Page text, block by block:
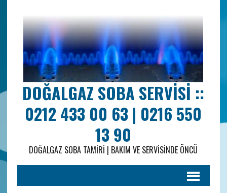
DOĞALGAZ SOBA SERVISI ::
0212 433 00 63 | 0216 550
13 90
DOĞALGAZ SOBA TAMIRI | BAKIM VE SERVISINDE ÖNCÜ